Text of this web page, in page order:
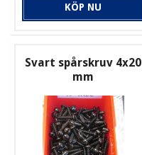
KÖP NU
Svart spårskruv 4x20
mm